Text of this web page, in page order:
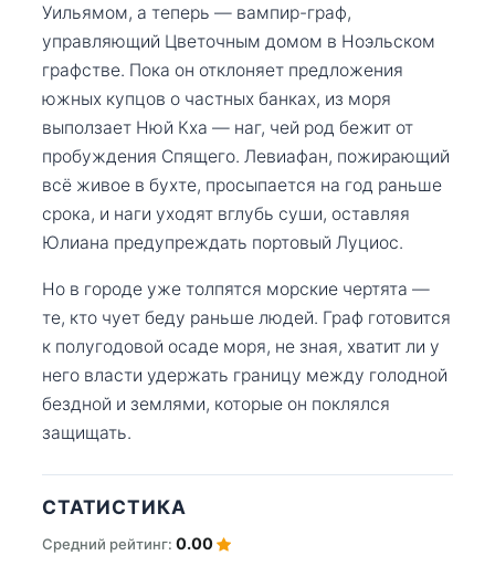
Уильямом, а теперь — вампир-граф,
управляющий Цветочным домом в Ноэльском
графстве. Пока он отклоняет предложения
южных купцов о частных банках, из моря
выползает Нюй Кха — наг, чей род бежит от
пробуждения Спящего. Левиафан, пожирающий
всё живое в бухте, просыпается на год раньше
срока, и наги уходят вглубь суши, оставляя
Юлиана предупреждать портовый Луциос.
Но в городе уже толпятся морские чертята —
те, кто чует беду раньше людей. Граф готовится
к полугодовой осаде моря, не зная, хватит ли у
него власти удержать границу между голодной
бездной и землями, которые он поклялся
защищать.
СТАТИСТИКА
Средний рейтинг: 0.00